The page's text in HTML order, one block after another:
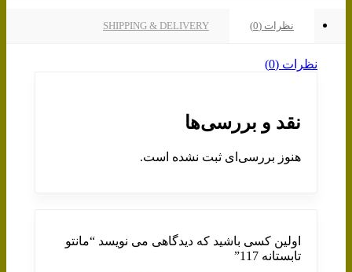
نظرات (0) SHIPPING & DELIVERY
نظرات (0)
نقد و بررسی‌ها
هنوز بررسی‌ای ثبت نشده است.
اولین کسی باشید که دیدگاهی می نویسد “مانتو
تابستانه 117”